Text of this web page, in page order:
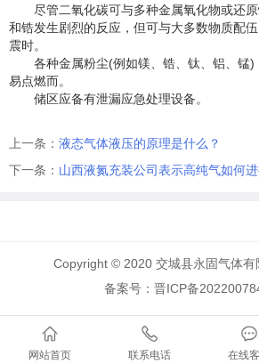
尽管二氧化碳可与多种金属氧化物或还
和锆发生剧烈的反应，但可与大多数物质配
震时。
各种金属粉尘(例如镁、锆、钛、铝、锰)
易点燃而。
储区应备有泄漏应急处理设备。
上一条： 液态气体液压的原理是什么？
下一条： 山西液氮充装公司表示高纯气如何
网站首页 联系电话 在线
Copyright © 2020 交城县永固气体有
备案号：晋ICP备